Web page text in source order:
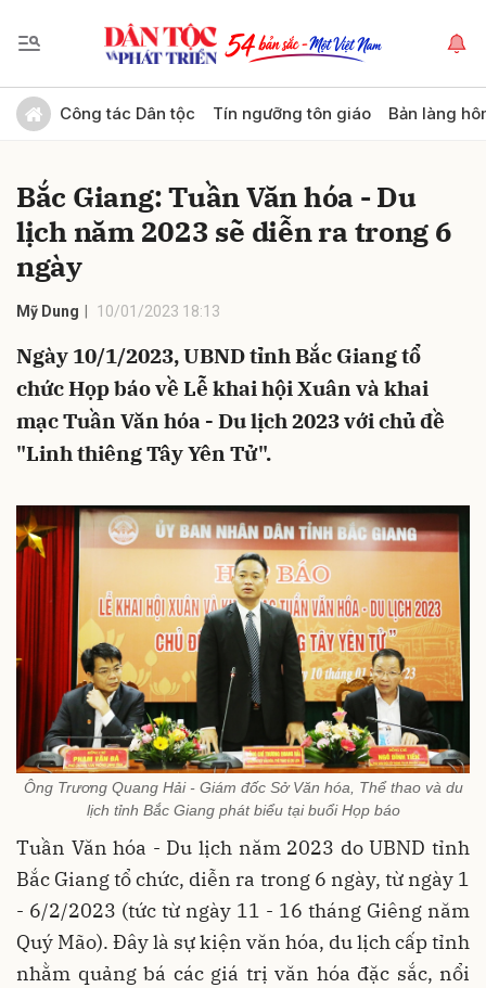
Công tác Dân tộc Tín ngưỡng tôn giáo Bản làng
Bắc Giang: Tuần Văn hóa - Du
lịch năm 2023 sẽ diễn ra trong 6
ngày
Mỹ Dung 10/01/2023 18:13
Ngày 10/1/2023, UBND tỉnh Bắc Giang tổ
chức Họp báo về Lễ khai hội Xuân và khai
mạc Tuần Văn hóa - Du lịch 2023 với chủ đề
"Linh thiêng Tây Yên Tử".
Ông Trương Quang Hải - Giám đốc Sở Văn hóa, Thể thao và du
lịch tỉnh Bắc Giang phát biểu tại buổi Họp báo
Tuần Văn hóa - Du lịch năm 2023 do UBND tỉnh
Bắc Giang tổ chức, diễn ra trong 6 ngày, từ ngày 1
- 6/2/2023 (tức từ ngày 11 - 16 tháng Giêng năm
Quý Mão). Đây là sự kiện văn hóa, du lịch cấp tỉnh
nhằm quảng bá các giá trị văn hóa đặc sắc, nổi
Gửi bình luận